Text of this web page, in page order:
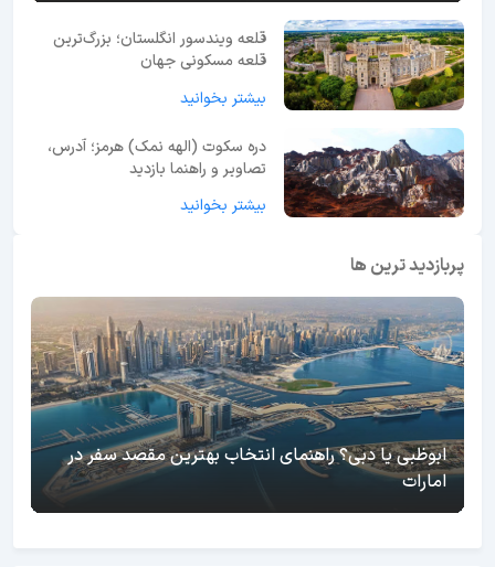
قلعه ویندسور انگلستان؛ بزرگ‌ترین
قلعه مسکونی جهان
بیشتر بخوانید
دره سکوت (الهه نمک) هرمز؛ آدرس،
تصاویر و راهنما بازدید
بیشتر بخوانید
پربازدید ترین ها
ابوظبی یا دبی؟ راهنمای انتخاب بهترین مقصد سفر در
امارات